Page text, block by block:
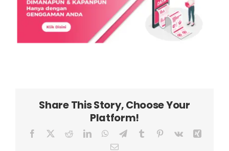
Share This Story, Choose Your
Platform!
Facebook RedditLinkedInWhatsApp
TelegramTumblr Pinterest
Vk
Xing
Email